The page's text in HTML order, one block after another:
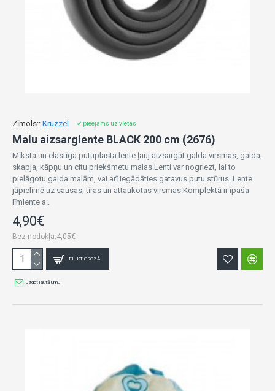
Zīmols:: Kruzzel ✔ pieejams uz vietas
Malu aizsarglente BLACK 200 cm (2676)
Mīksta un elastīga putuplasta lente ļauj aizsargāt galda virsmas, galda,
skapja, kāpņu un citu priekšmetu malas.Lenti var nogriezt, lai to
pielāgotu galda malām, vai arī iegādāties gatavus putu stūrus. Lente
jāpielīmē uz sausas, tīras un attaukotas virsmas.Komplektā ir īpaša
līmlente a..
4,90€
Bez nodokļa:4,05€
IELIKT GROZĀ
Uzdot jautājumu